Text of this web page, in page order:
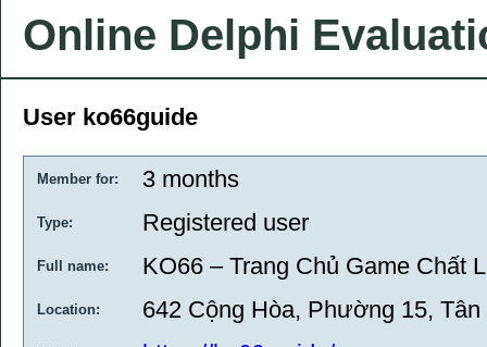
Online Delphi
User ko66guide
Member for: 3 months
Type: Registered user
Full name: KO66 – Trang Chủ Game Chất
Location: 642 Cộng Hòa, Phường 15,